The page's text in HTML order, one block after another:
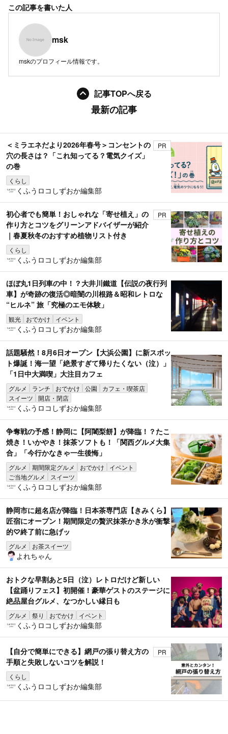
この記事を書いた人
msk
mskのプロフィール情報です。
記事TOPへ戻る
最新の記事
＜ミラエネだより2026年春号＞コンセントの
穴の長さは？「これ知ってる？電気クイズ」
の巻
くらし
PR
くふうロコしずおか編集部
初心者でも簡単！おしゃれな「寄せ植え」の
作り方とコツをグリーンアドバイザーが紹介
｜春夏秋冬のおすすめ植物リスト付き
くらし
PR
くふうロコしずおか編集部
ほぼ丸1日列車の中！？大井川鐵道【伝説の夜行列
車】が奇跡の復活◎暗闇の川根路＆昭和レトロな
“ヒルネ” 旅「究極のエモ体験」
観光 おでかけ イベント
くふうロコしずおか編集部
話題騒然！8月6日オープン【大浜公園】に新スポッ
ト爆誕！海一望「絶景すぎて帰りたくない（泣）」
「1日中大満喫」大注目カフェ
グルメ ランチ おでかけ 公園
カフェ・喫茶店
スイーツ
開店・閉店
くふうロコしずおか編集部
争奪戦の予感！静岡に【阿闍梨餅】が降臨！？たこ
焼き！いかやき！抹茶ソフトも！「関西グルメ大集
合」「今行かなきゃ一生後悔」
グルメ 期間限定グルメ おでかけ
イベント
ご当地グルメ
スイーツ
くふうロコしずおか編集部
静岡市に超名店が降臨！日本茶専門店【きみくら】
匠宿にオープン！期間限定の贅沢抹茶かき氷が衝撃
的♡終了前に急げッ
グルメ お茶スイーツ
よれちゃん
おトクな早割あと5日（泣）レトロだけど新しい
【盆踊りフェス】初開催！豪華ゲストのステージに
絶品屋台グルメ、なつかしい縁日も
グルメ 祭り おでかけ イベント
くふうロコしずおか編集部
【自分で簡単にできる】網戸の張り替え方の
手順と失敗しないコツを解説！
くらし
PR
くふうロコしずおか編集部